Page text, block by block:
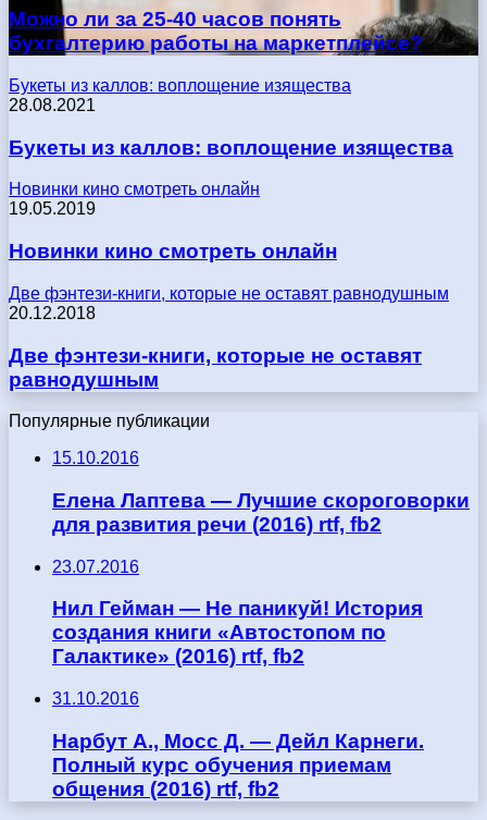
Можно ли за 25-40 часов понять
бухгалтерию работы на маркетплейсе?
Букеты из каллов: воплощение изящества
28.08.2021
Букеты из каллов: воплощение изящества
Новинки кино смотреть онлайн
19.05.2019
Новинки кино смотреть онлайн
Две фэнтези-книги, которые не оставят равнодушным
20.12.2018
Две фэнтези-книги, которые не оставят
равнодушным
Популярные публикации
15.10.2016
Елена Лаптева — Лучшие скороговорки
для развития речи (2016) rtf, fb2
23.07.2016
Нил Гейман — Не паникуй! История
создания книги «Автостопом по
Галактике» (2016) rtf, fb2
31.10.2016
Нарбут А., Мосс Д. — Дейл Карнеги.
Полный курс обучения приемам
общения (2016) rtf, fb2